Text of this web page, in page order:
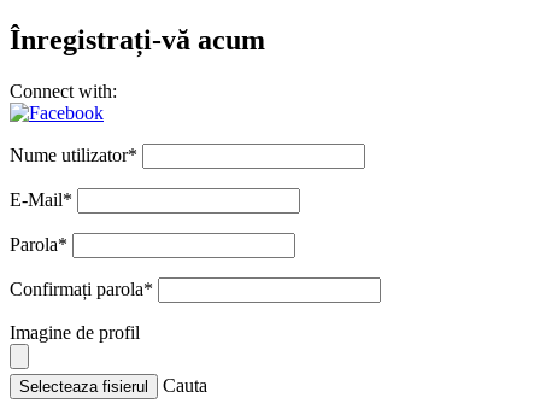
Înregistrați-vă acum
Connect with:
Nume utilizator*
E-Mail*
Parola*
Confirmați parola*
Imagine de profil
Selecteaza fisierul Cauta